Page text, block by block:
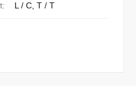
L / C, T / T